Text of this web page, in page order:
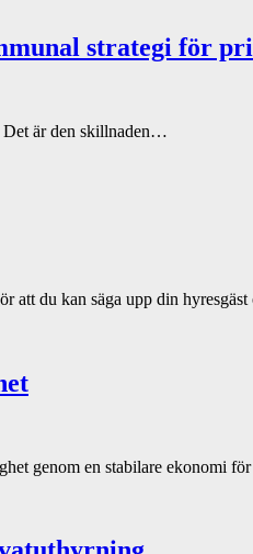
strategi för
Det är den skillnaden…
att du kan säga upp din
genom en stabilare ekonomi